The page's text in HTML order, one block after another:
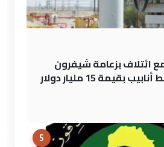
ائتلاف بزعامة شيفرون
بقيمة 15 مليار دولار
5